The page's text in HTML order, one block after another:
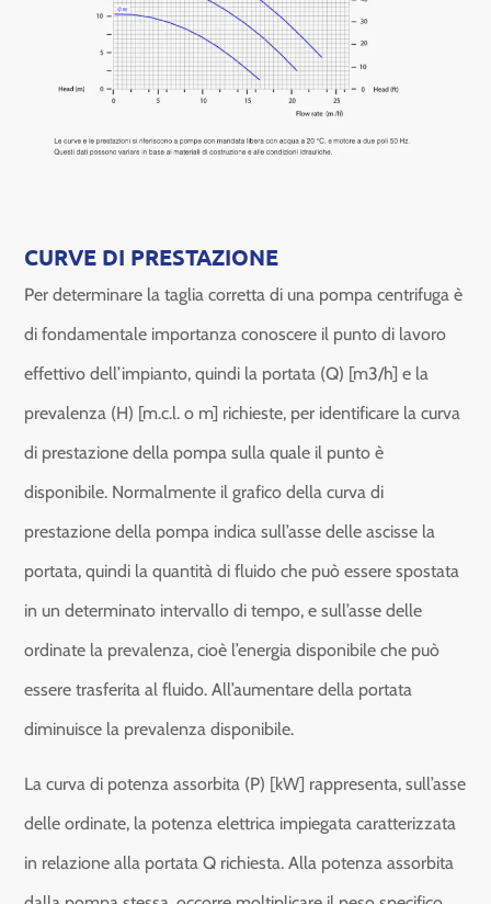
CURVE DI PRESTAZIONE
Per determinare la taglia corretta di una pompa centrifuga è
di fondamentale importanza conoscere il punto di lavoro
effettivo dell’impianto, quindi la portata (Q) [m3/h] e la
prevalenza (H) [m.c.l. o m] richieste, per identificare la curva
di prestazione della pompa sulla quale il punto è
disponibile. Normalmente il grafico della curva di
prestazione della pompa indica sull’asse delle ascisse la
portata, quindi la quantità di fluido che può essere spostata
in un determinato intervallo di tempo, e sull’asse delle
ordinate la prevalenza, cioè l’energia disponibile che può
essere trasferita al fluido. All’aumentare della portata
diminuisce la prevalenza disponibile.
La curva di potenza assorbita (P) [kW] rappresenta, sull’asse
delle ordinate, la potenza elettrica impiegata caratterizzata
in relazione alla portata Q richiesta. Alla potenza assorbita